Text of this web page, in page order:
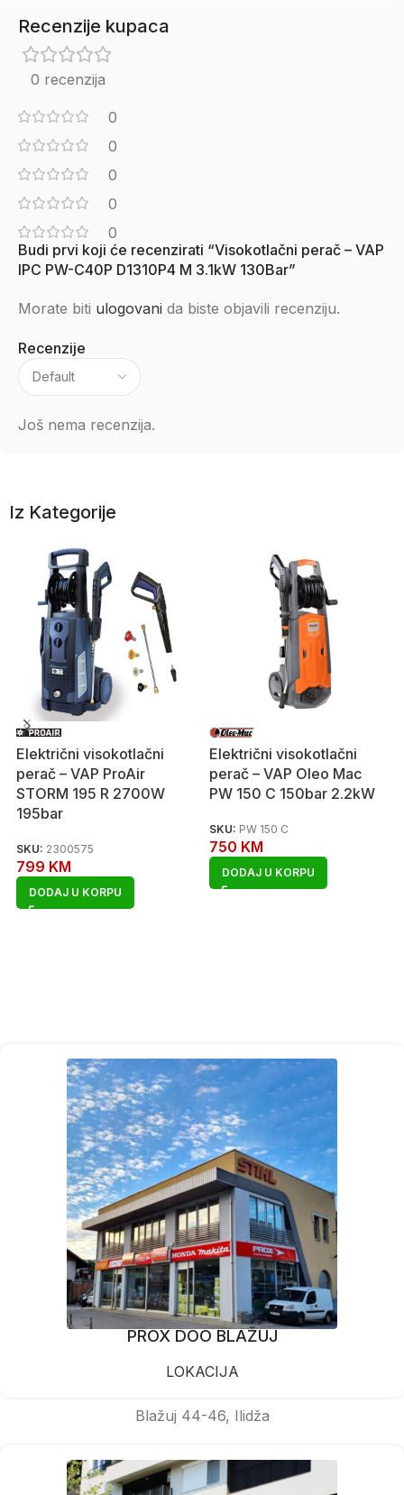
Recenzije kupaca
0 recenzija
0
0
0
0
0
Recenzije
Još nema recenzija.
Budi prvi koji će recenzirati “Visokotlačni perač – VAP
IPC PW-C40P D1310P4 M 3.1kW 130Bar”
Morate biti ulogovani da biste objavili recenziju.
Iz Kategorije
Električni visokotlačni
perač – VAP ProAir
STORM 195 R 2700W
195bar
SKU: 2300575
799 KM
DODAJ U KORPU
Električni visokotlačni
perač – VAP Oleo Mac
PW 150 C 150bar 2.2kW
SKU: PW 150 C
750 KM
DODAJ U KORPU
PROX DOO BLAŽUJ
LOKACIJA
Blažuj 44-46, Ilidža